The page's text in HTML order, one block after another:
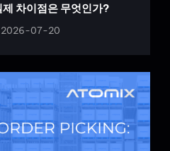
차이점은 무엇인가?
2026-07-20